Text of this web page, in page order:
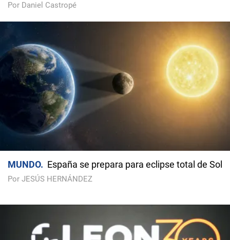
Por Daniel Castropé
MUNDO España se prepara para eclipse total de Sol
Por JESÚS HERNÁNDEZ